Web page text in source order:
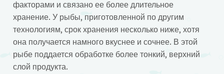
факторами и связано ее более длительное
хранение. У рыбы, приготовленной по другим
технологиям, срок хранения несколько ниже, хотя
она получается намного вкуснее и сочнее. В этой
рыбе поддается обработке более тонкий, верхний
слой продукта.